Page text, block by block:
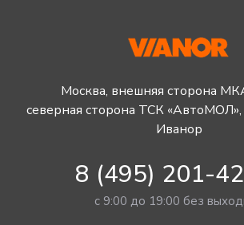
Москва, внешняя сторона
северная сторона ТСК «АвтоМОЛ»,
Иванор
8 (495) 201-
с 9:00 до 19:00 без